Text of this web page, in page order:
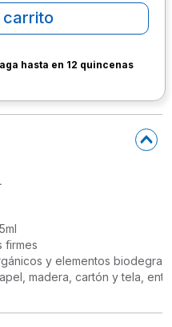
carrito
hasta en 12 quincenas
firmes
y elementos
madera, cartón y tela,